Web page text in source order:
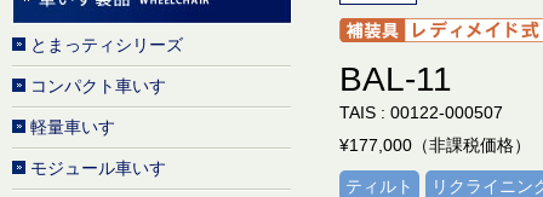
BAL-11
TAIS : 00122-000507
¥177,000（非課税価格）
ティルト リクライニン
とまっティシリーズ
コンパクト車いす
軽量車いす
モジュール車いす